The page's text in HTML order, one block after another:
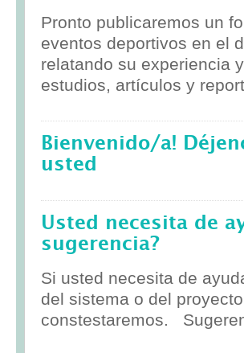
Pronto publicaremos un
eventos deportivos en el
relatando su experiencia
estudios, artículos y
Bienvenido/a!
usted
Usted necesita de
sugerencia?
Si usted necesita de
del sistema o del
constestaremos.